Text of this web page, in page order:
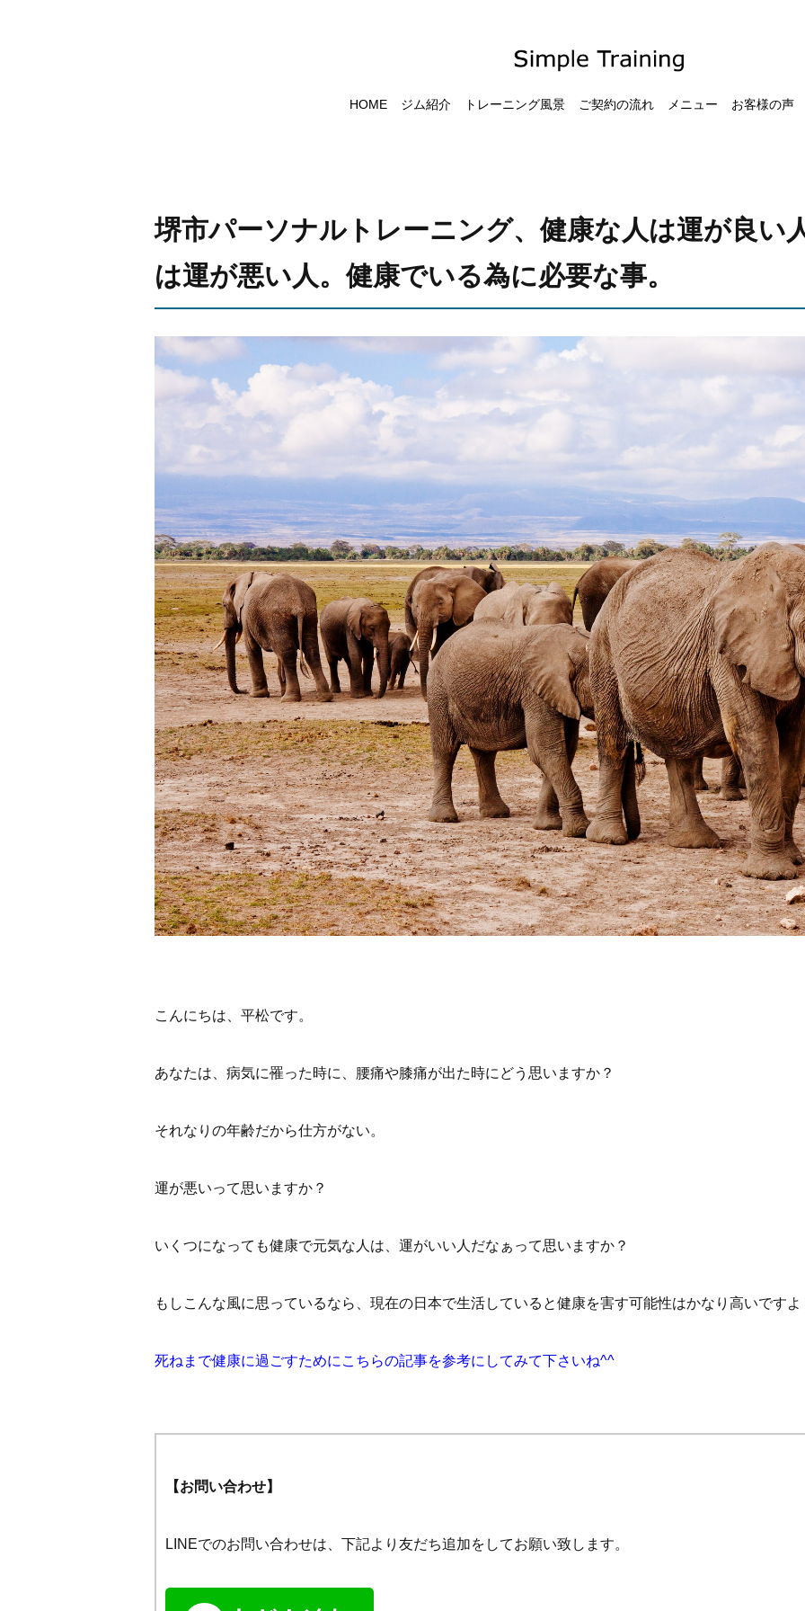
HOME ジム紹介 トレーニング風景 ご契約の流れ メニュー お客様の声
堺市パーソナルトレーニング、健康な人は運が良い
は運が悪い人。健康でいる為に必要な事。
こんにちは、平松です。
あなたは、病気に罹った時に、腰痛や膝痛が出た時にどう思いますか？
それなりの年齢だから仕方がない。
運が悪いって思いますか？
いくつになっても健康で元気な人は、運がいい人だなぁって思いますか？
もしこんな風に思っているなら、現在の日本で生活していると健康を害す可能性はかなり高いですよ
死ねまで健康に過ごすためにこちらの記事を参考にしてみて下さいね^^
【お問い合わせ】
LINEでのお問い合わせは、下記より友だち追加をしてお願い致します。